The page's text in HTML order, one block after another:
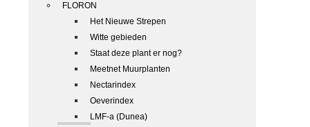
FLORON
Het Nieuwe Strepen
Witte gebieden
Staat deze plant er nog?
Meetnet Muurplanten
Nectarindex
Oeverindex
LMF-a (Dunea)